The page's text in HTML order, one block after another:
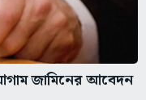
জামিনের আবেদন